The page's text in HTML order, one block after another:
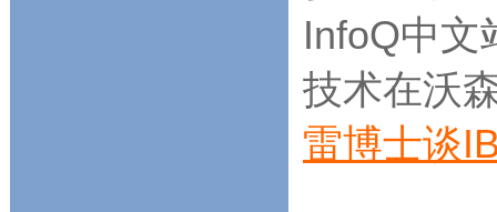
InfoQ中文
技术在沃
雷博士谈